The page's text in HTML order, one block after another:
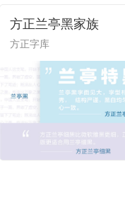
方正兰亭黑家族
方正字库